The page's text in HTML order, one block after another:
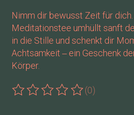
Nimm dir bewusst Zeit für
Meditationstee umhüllt sanft
in die Stille und schenkt dir
Achtsamkeit ‒ ein Geschenk
Körper.
Die Bewertung dieses Produkts
(0)